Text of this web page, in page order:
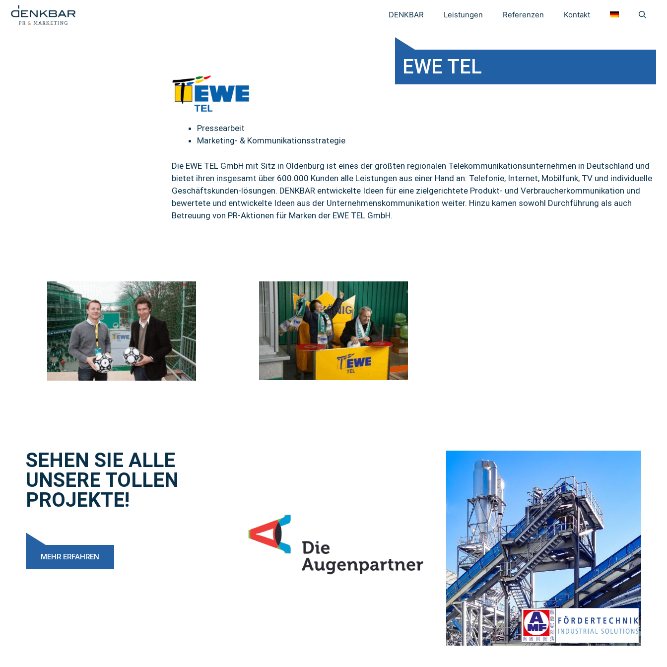
DENKBAR Leistungen Referenzen Kontakt
EWE TEL
Pressearbeit
Marketing- & Kommunikationsstrategie
Die EWE TEL GmbH mit Sitz in Oldenburg ist eines der größten regionalen Telekommunikationsunternehmen in Deutschland und
bietet ihren insgesamt über 600.000 Kunden alle Leistungen aus einer Hand an: Telefonie, Internet, Mobilfunk, TV und individuelle
Geschäftskunden-lösungen. DENKBAR entwickelte Ideen für eine zielgerichtete Produkt- und Verbraucherkommunikation und
bewertete und entwickelte Ideen aus der Unternehmenskommunikation weiter. Hinzu kamen sowohl Durchführung als auch
Betreuung von PR-Aktionen für Marken der EWE TEL GmbH.
SEHEN SIE ALLE
UNSERE TOLLEN
PROJEKTE!
MEHR ERFAHREN